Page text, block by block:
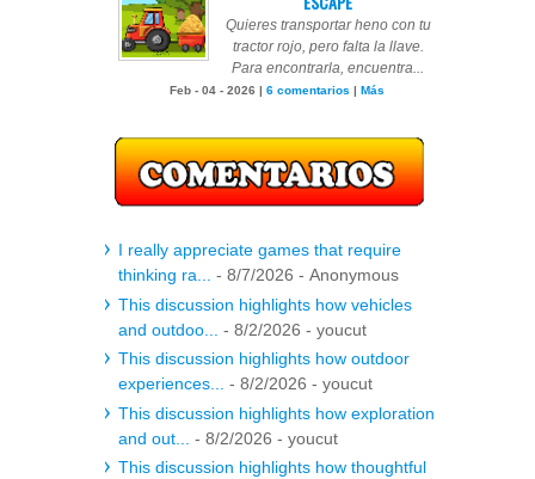
Quieres transportar heno con tu
tractor rojo, pero falta la llave.
Para encontrarla, encuentra...
Feb - 04 - 2026 | 6 comentarios | Más
I really appreciate games that require
thinking ra...
- 8/7/2026 - Anonymous
This discussion highlights how vehicles
and outdoo...
- 8/2/2026 - youcut
This discussion highlights how outdoor
experiences...
- 8/2/2026 - youcut
This discussion highlights how exploration
and out...
- 8/2/2026 - youcut
This discussion highlights how thoughtful